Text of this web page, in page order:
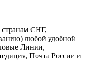
странам СНГ,
любой удобной
Линии,
Почта России и